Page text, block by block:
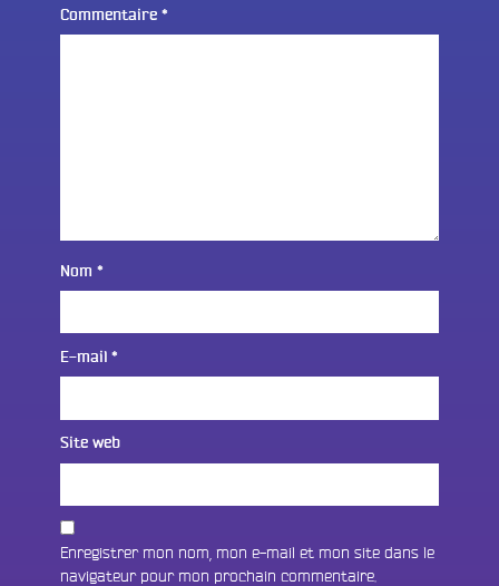
Commentaire *
Nom *
E-mail *
Site web
Enregistrer mon nom, mon e-mail et mon site dans le
navigateur pour mon prochain commentaire.